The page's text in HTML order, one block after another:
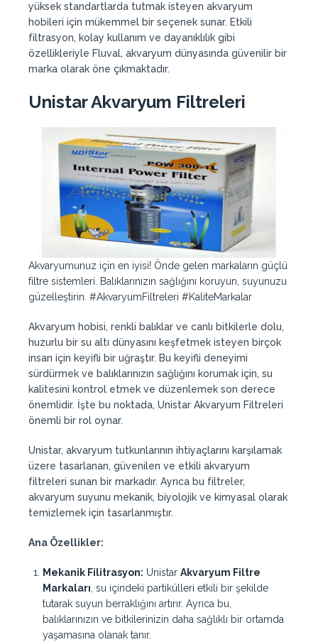
yüksek standartlarda tutmak isteyen akvaryum
hobileri için mükemmel bir seçenek sunar. Etkili
filtrasyon, kolay kullanım ve dayanıklılık gibi
özellikleriyle Fluval, akvaryum dünyasında güvenilir bir
marka olarak öne çıkmaktadır.
Unistar Akvaryum Filtreleri
Akvaryumunuz için en iyisi! Önde gelen markaların güçlü
filtre sistemleri. Balıklarınızın sağlığını koruyun, suyunuzu
güzelleştirin. #AkvaryumFiltreleri #KaliteMarkalar
Akvaryum hobisi, renkli balıklar ve canlı bitkilerle dolu,
huzurlu bir su altı dünyasını keşfetmek isteyen birçok
insan için keyifli bir uğraştır. Bu keyifli deneyimi
sürdürmek ve balıklarınızın sağlığını korumak için, su
kalitesini kontrol etmek ve düzenlemek son derece
önemlidir. İşte bu noktada, Unistar Akvaryum Filtreleri
önemli bir rol oynar.
Unistar, akvaryum tutkunlarının ihtiyaçlarını karşılamak
üzere tasarlanan, güvenilen ve etkili akvaryum
filtreleri sunan bir markadır. Ayrıca bu filtreler,
akvaryum suyunu mekanik, biyolojik ve kimyasal olarak
temizlemek için tasarlanmıştır.
Ana Özellikler:
Mekanik Filitrasyon: Unistar Akvaryum Filtre
Markaları , su içindeki partikülleri etkili bir şekilde
tutarak suyun berraklığını artırır. Ayrıca bu,
balıklarınızın ve bitkilerinizin daha sağlıklı bir ortamda
yaşamasına olanak tanır.